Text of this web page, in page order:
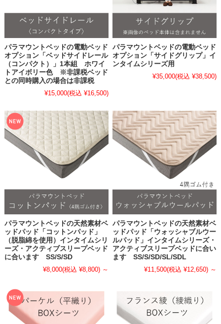
パラマウントベッドの電動ベッド
オプション「ベッドサイドレール
（コンパクト）」1本組 ホワイ
トアイボリー色 ※非課税ベッド
との同時購入の場合は非課税
¥15,000(税込 ¥16,500)
パラマウントベッドの電動ベッド
オプション「サイドグリップ」イ
ンタイムシリーズ用
¥35,000(税込 ¥38,500)
パラマウントベッドの天然素材ベ
ッドパッド「コットンパッド」
（脱脂綿を使用）インタイムシリ
ーズ・アクティブスリープベッド
に合います SS/S/SD
¥8,000(税込 ¥8,800) ～
パラマウントベッドの天然素材ベ
ッドパッド「ウォッシャブルウー
ルパッド」インタイムシリーズ・
アクティブスリープベッドに合い
ます SS/S/SD/SL/SDL
¥11,500(税込 ¥12,650) ～